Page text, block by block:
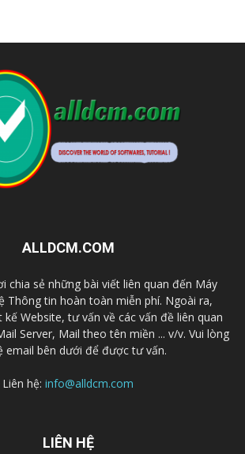
ALLDCM.COM
chia sẻ những bài viết liên quan đến Máy
Thông tin hoàn toàn miễn phí. Ngoài ra,
kế Website, tư vấn về các vấn đề liên quan
Server, Mail theo tên miền ... v/v. Vui lòng
email bên dưới để được tư vấn.
Liên hệ: info@alldcm.com
LIÊN HỆ